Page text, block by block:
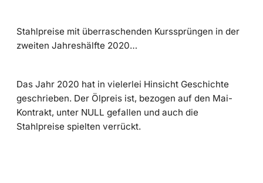
Stahlpreise mit überraschenden Kurssprüngen in der
zweiten Jahreshälfte 2020…
Das Jahr 2020 hat in vielerlei Hinsicht Geschichte
geschrieben. Der Ölpreis ist, bezogen auf den Mai-
Kontrakt, unter NULL gefallen und auch die
Stahlpreise spielten verrückt.